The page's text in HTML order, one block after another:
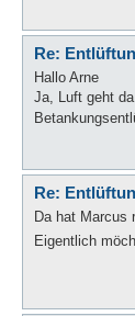
Re:
Hallo Arne
Ja, Luft geht
Re:
Da hat Marcus
Eigentlich